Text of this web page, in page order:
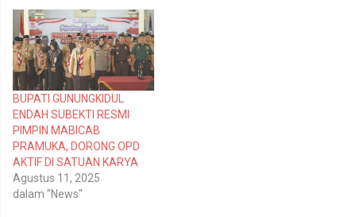
M
e
m
b
u
k
a
d
i
j
e
n
d
e
l
a
y
a
n
k
(
M
e
m
b
u
k
a
d
i
j
e
n
d
e
l
a
y
BUPATI GUNUNGKIDUL
ENDAH SUBEKTI RESMI
PIMPIN MABICAB
PRAMUKA, DORONG OPD
AKTIF DI SATUAN KARYA
Agustus 11, 2025
dalam "News"